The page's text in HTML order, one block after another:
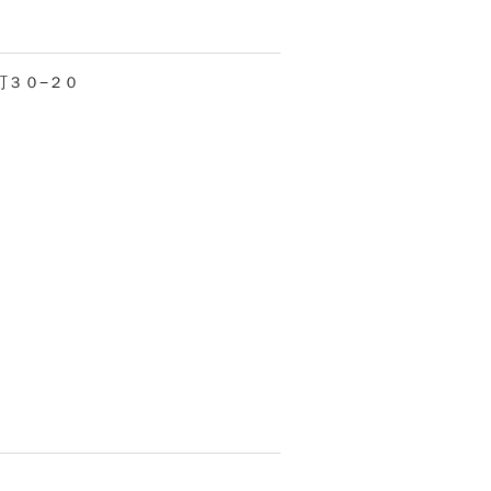
３０−２０